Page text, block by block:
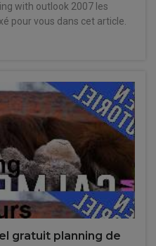
with outlook 2007 les
pour vous dans cet article.
gratuit planning de